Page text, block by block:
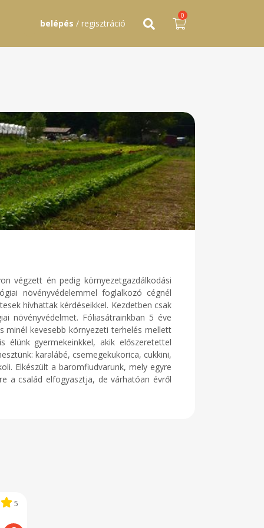
belépés / regisztráció
0
végzett én pedig környezetgazdálkodási
növényvédelemmel foglalkozó cégnél
hívhattak kérdéseikkel. Kezdetben csak
növényvédelmet. Fóliasátrainkban 5 éve
minél kevesebb környezeti terhelés mellett
gyermekeinkkel, akik előszeretettel
karalábé, csemegekukorica, cukkini,
Elkészült a baromfiudvarunk, mely egyre
a család elfogyasztja, de várhatóan évről
5